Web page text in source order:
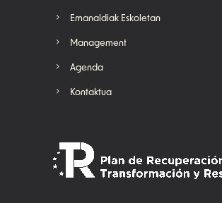
Emanaldiak Eskoletan
Management
Agenda
Kontaktua